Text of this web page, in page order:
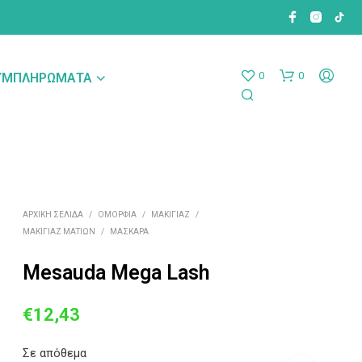
0 0
ΑΡΧΙΚΉ ΣΕΛΊΔΑ / ΟΜΟΡΦΙΆ / ΜΑΚΙΓΙΆΖ
/
ΜΑΚΙΓΙΆΖ ΜΑΤΙΏΝ
/ ΜΆΣΚΑΡΑ
Mesauda Mega Lash
Original
€12,43Η
Σε απόθεμα